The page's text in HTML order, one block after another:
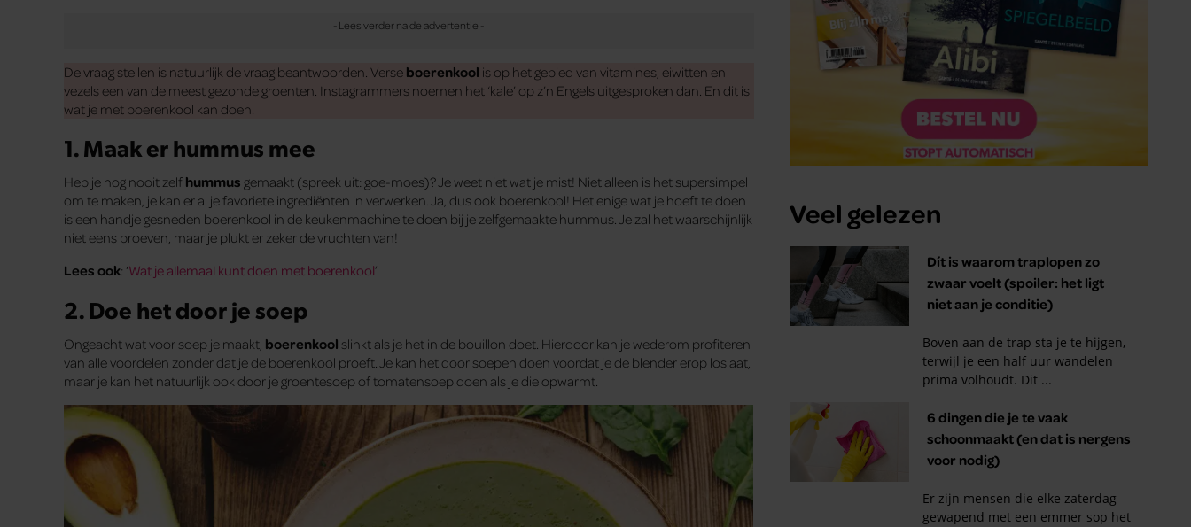
De vraag stellen is natuurlijk de vraag beantwoorden. Verse boerenkool is op het gebied van vitamines, eiwitten en
vezels een van de meest gezonde groenten. Instagrammers noemen het ‘kale’ op z’n Engels uitgesproken dan. En dit is
wat je met boerenkool kan doen.
1. Maak er hummus mee
Heb je nog nooit zelf hummus gemaakt (spreek uit: goe-moes)? Je weet niet wat je mist! Niet alleen is het supersimpel
om te maken, je kan er al je favoriete ingrediënten in verwerken. Ja, dus ook boerenkool! Het enige wat je hoeft te doen
is een handje gesneden boerenkool in de keukenmachine te doen bij je zelfgemaakte hummus. Je zal het waarschijnlijk
niet eens proeven, maar je plukt er zeker de vruchten van!
Lees ook: ‘Wat je allemaal kunt doen met boerenkool’
2. Doe het door je soep
Ongeacht wat voor soep je maakt, boerenkool slinkt als je het in de bouillon doet. Hierdoor kan je wederom profiteren
van alle voordelen zonder dat je de boerenkool proeft. Je kan het door soepen doen voordat je de blender erop loslaat,
maar je kan het natuurlijk ook door je groentesoep of tomatensoep doen als je die opwarmt.